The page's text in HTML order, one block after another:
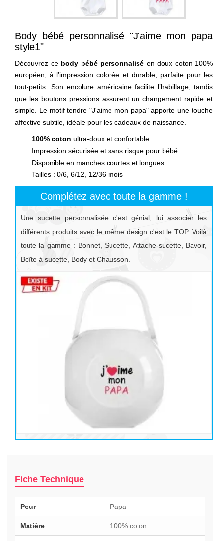
Body bébé personnalisé "J'aime mon papa
style1"
Découvrez ce body bébé personnalisé en doux coton 100%
européen, à l’impression colorée et durable, parfaite pour les
tout-petits. Son encolure américaine facilite l’habillage, tandis
que les boutons pressions assurent un changement rapide et
simple. Le motif tendre "J'aime mon papa" apporte une touche
affective subtile, idéale pour les cadeaux de naissance.
100% coton ultra-doux et confortable
Impression sécurisée et sans risque pour bébé
Disponible en manches courtes et longues
Tailles : 0/6, 6/12, 12/36 mois
Complétez avec toute la gamme !
Une sucette personnalisée c'est génial, lui associer les
différents produits avec le même design c'est le TOP. Voilà
toute la gamme : Bonnet, Sucette, Attache-sucette, Bavoir,
Boîte à sucette, Body et Chausson.
Fiche Technique
Pour Papa
Matière 100% coton